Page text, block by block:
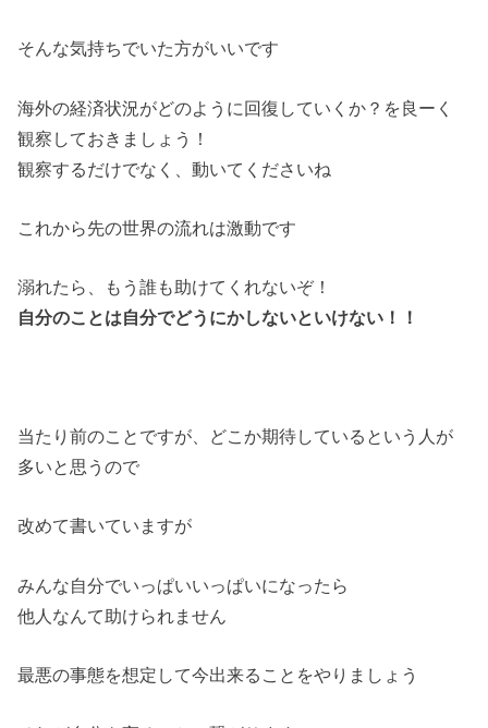
そんな気持ちでいた方がいいです
海外の経済状況がどのように回復していくか？を良ーく
観察しておきましょう！
観察するだけでなく、動いてくださいね
これから先の世界の流れは激動です
溺れたら、もう誰も助けてくれないぞ！
自分のことは自分でどうにかしないといけない！！
当たり前のことですが、どこか期待しているという人が
多いと思うので
改めて書いていますが
みんな自分でいっぱいいっぱいになったら
他人なんて助けられません
最悪の事態を想定して今出来ることをやりましょう